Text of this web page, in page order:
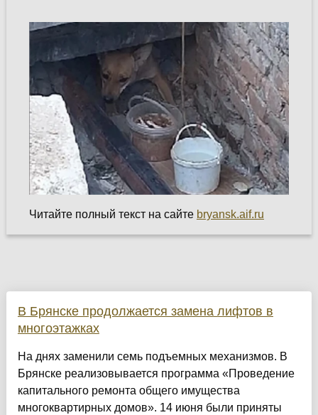
Читайте полный текст на сайте bryansk.aif.ru
В Брянске продолжается замена лифтов в
многоэтажках
На днях заменили семь подъемных механизмов. В
Брянске реализовывается программа «Проведение
капитального ремонта общего имущества
многоквартирных домов». 14 июня были приняты